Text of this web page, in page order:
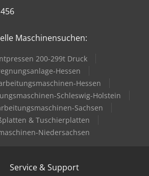
Maschinensuchen:
200-299t Druck
Hessen
Hessen
Schleswig-Holstein
Sachsen
& Tuschierplatten
Niedersachsen
Service & Support